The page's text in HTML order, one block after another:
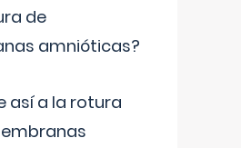
de
amnióticas?
así a la rotura